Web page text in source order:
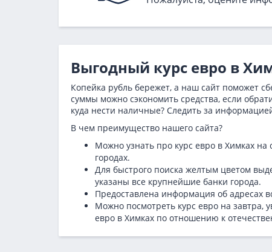
Выгодный курс евро в
Копейка рубль бережет, а наш сайт поможет
суммы можно сэкономить средства, если
куда нести наличные? Следить за
В чем преимущество нашего сайта?
Можно узнать про курс евро в Химках на
городах.
Для быстрого поиска желтым цветом
указаны все крупнейшие банки города.
Предоставлена информация об адресах
Можно посмотреть курс евро на завтра,
евро в Химках по отношению к